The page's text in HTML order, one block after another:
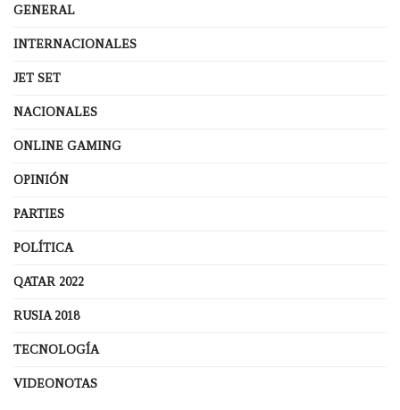
GENERAL
INTERNACIONALES
JET SET
NACIONALES
ONLINE GAMING
OPINIÓN
PARTIES
POLÍTICA
QATAR 2022
RUSIA 2018
TECNOLOGÍA
VIDEONOTAS